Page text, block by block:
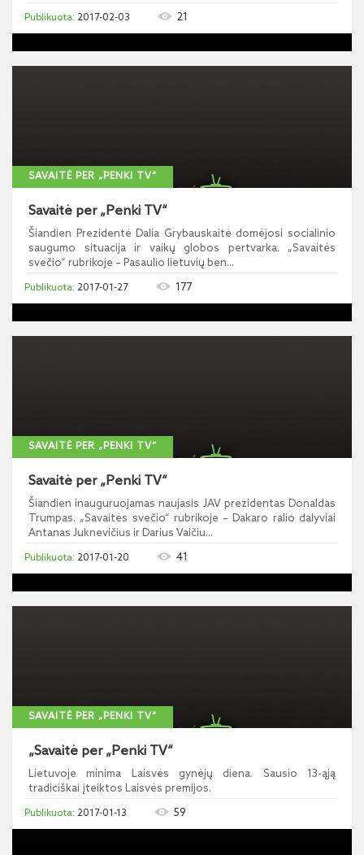
2017-02-03 21
SAVAITĖ PER „PENKI TV“
Savaitė per „Penki TV“
Šiandien Prezidentė Dalia Grybauskaitė domėjosi socialinio
saugumo situacija ir vaikų globos pertvarka. „Savaitės
svečio“ rubrikoje – Pasaulio lietuvių ben...
2017-01-27 177
SAVAITĖ PER „PENKI TV“
Savaitė per „Penki TV“
Šiandien inauguruojamas naujasis JAV prezidentas Donaldas
Trumpas. „Savaitės svečio“ rubrikoje – Dakaro ralio dalyviai
Antanas Juknevičius ir Darius Vaičiu...
2017-01-20 41
SAVAITĖ PER „PENKI TV“
„Savaitė per „Penki TV“
Lietuvoje minima Laisvės gynėjų diena. Sausio 13-ąją
tradiciškai įteiktos Laisvės premijos.
2017-01-13 59